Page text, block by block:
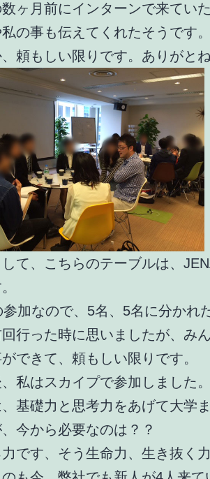
ヶ月前にインターンで来てい
の事も伝えてくれたそうです。
、頼もしい限りです。ありが
て、こちらのテーブルは、
参加なので、5名、5名に分かれ
行った時に思いましたが、み
できて、頼もしい限りです。
私はスカイプで参加しました。
基礎力と思考力をあげて大学
今から必要なのは？？
です、そう生命力、生き抜く力